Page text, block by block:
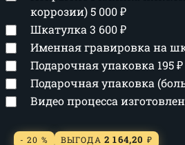
коррозии)5 000₽
Шкатулка 3 600₽
Именная гравировка на
Подарочная упаковка 195₽
Подарочная упаковка
Видео процесса
- 20 % ВЫГОДА 2 164,20 ₽